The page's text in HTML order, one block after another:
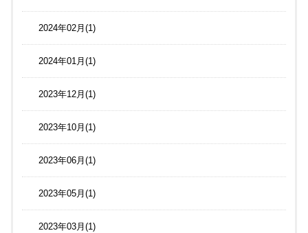
2024年02月(1)
2024年01月(1)
2023年12月(1)
2023年10月(1)
2023年06月(1)
2023年05月(1)
2023年03月(1)